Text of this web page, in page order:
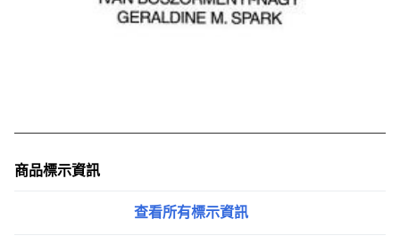
商品標示資訊
查看所有標示資訊